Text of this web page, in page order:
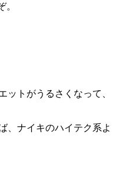
トがうるさくなって、
、ナイキのハイテク系よ